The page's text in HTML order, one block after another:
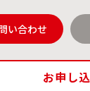
い合わせ
お申し